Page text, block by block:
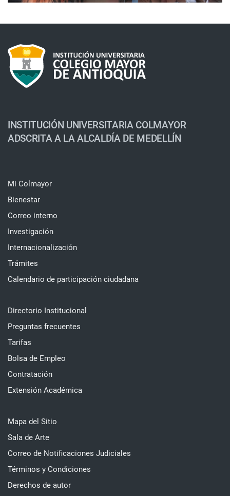
INSTITUCIÓN UNIVERSITARIA COLMAYOR
ADSCRITA A LA ALCALDÍA DE MEDELLÍN
Mi Colmayor
Bienestar
Correo interno
Investigación
Internacionalización
Trámites
Calendario de participación ciudadana
Directorio Institucional
Preguntas frecuentes
Tarifas
Bolsa de Empleo
Contratación
Extensión Académica
Mapa del Sitio
Sala de Arte
Correo de Notificaciones Judiciales
Términos y Condiciones
Derechos de autor